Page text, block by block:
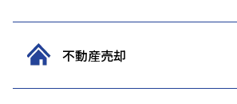
不動産売却